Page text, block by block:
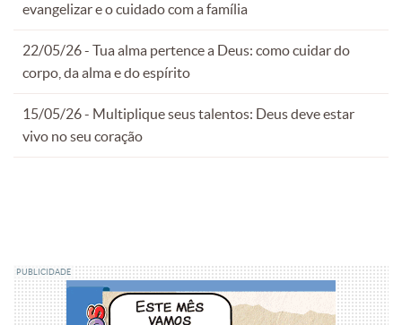
evangelizar e o cuidado com a família
22/05/26 - Tua alma pertence a Deus: como cuidar do
corpo, da alma e do espírito
15/05/26 - Multiplique seus talentos: Deus deve estar
vivo no seu coração
PUBLICIDADE